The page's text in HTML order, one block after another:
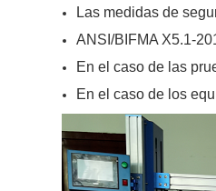
Las medidas de
ANSI/BIFMA X5.1-
En el caso de las
En el caso de los